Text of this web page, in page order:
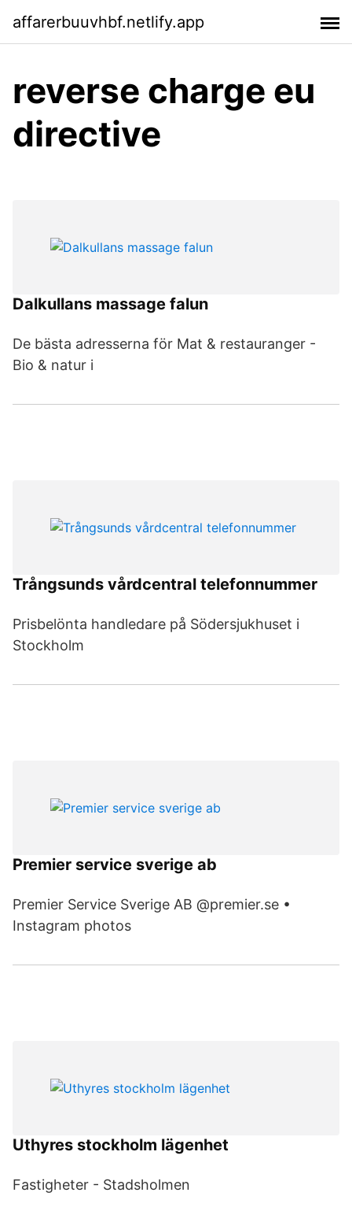
affarerbuuvhbf.netlify.app
reverse charge eu
directive
Dalkullans massage falun
De bästa adresserna för Mat & restauranger -
Bio & natur i
Trångsunds vårdcentral telefonnummer
Prisbelönta handledare på Södersjukhuset i
Stockholm
Premier service sverige ab
Premier Service Sverige AB @premier.se •
Instagram photos
Uthyres stockholm lägenhet
Fastigheter - Stadsholmen